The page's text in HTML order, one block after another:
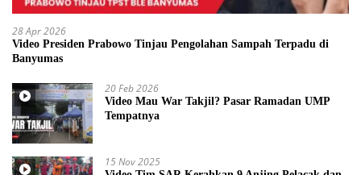
28 Apr 2026
Video Presiden Prabowo Tinjau Pengolahan Sampah Terpadu di
Banyumas
20 Feb 2026
Video Mau War Takjil? Pasar Ramadan UMP
Tempatnya
15 Nov 2025